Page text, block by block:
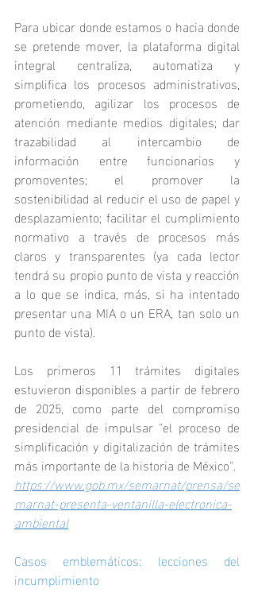
Para ubicar donde estamos o hacia donde
se pretende mover, la plataforma digital
integral centraliza, automatiza y
simplifica los procesos administrativos,
prometiendo, agilizar los procesos de
atención mediante medios digitales; dar
trazabilidad al intercambio de
información entre funcionarios y
promoventes; el promover la
sostenibilidad al reducir el uso de papel y
desplazamiento; facilitar el cumplimiento
normativo a través de procesos más
claros y transparentes (ya cada lector
tendrá su propio punto de vista y reacción
a lo que se indica, más, si ha intentado
presentar una MIA o un ERA, tan solo un
punto de vista).
Los primeros 11 trámites digitales
estuvieron disponibles a partir de febrero
de 2025, como parte del compromiso
presidencial de impulsar "el proceso de
simplificación y digitalización de trámites
más importante de la historia de México".
https://www.gob.mx/semarnat/prensa/se
marnat-presenta-ventanilla-electronica-
ambiental
Casos emblemáticos: lecciones del
incumplimiento